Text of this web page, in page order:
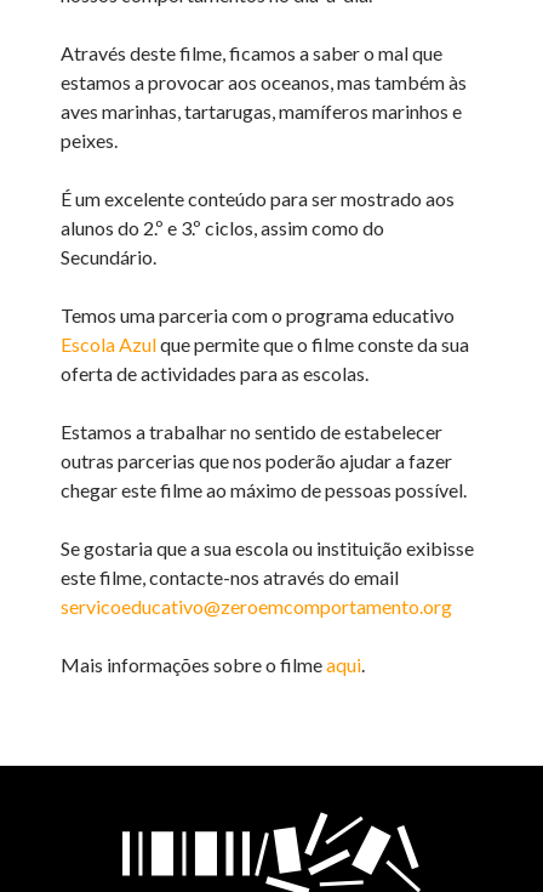
Através deste filme, ficamos a saber o mal que
estamos a provocar aos oceanos, mas também às
aves marinhas, tartarugas, mamíferos marinhos e
peixes.
É um excelente conteúdo para ser mostrado aos
alunos do 2.º e 3.º ciclos, assim como do
Secundário.
Temos uma parceria com o programa educativo
Escola Azulque permite que o filme conste da sua
oferta de actividades para as escolas.
Estamos a trabalhar no sentido de estabelecer
outras parcerias que nos poderão ajudar a fazer
chegar este filme ao máximo de pessoas possível.
Se gostaria que a sua escola ou instituição exibisse
este filme, contacte-nos através do email
servicoeducativo@zeroemcomportamento.org
Mais informações sobre o filmeaqui.